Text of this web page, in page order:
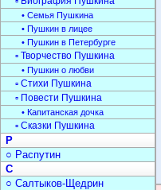
• Семья Пушкина
• Пушкин в лицее
• Пушкин в Петербурге
▫ Творчество Пушкина
• Пушкин о любви
▫ Стихи Пушкина
▫ Повести Пушкина
• Капитанская дочка
▫ Сказки Пушкина
Р
○ Распутин
С
○ Салтыков-Щедрин